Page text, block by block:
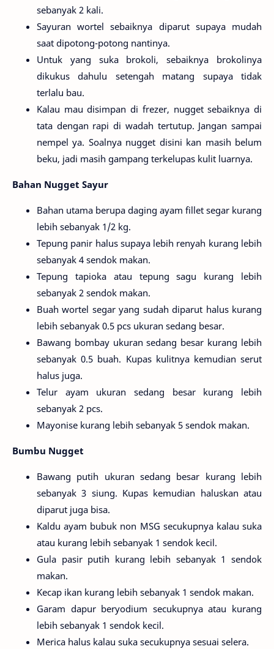
sebanyak 2 kali.
Sayuran wortel sebaiknya diparut supaya mudah
saat dipotong-potong nantinya.
Untuk yang suka brokoli, sebaiknya brokolinya
dikukus dahulu setengah matang supaya tidak
terlalu bau.
Kalau mau disimpan di frezer, nugget sebaiknya di
tata dengan rapi di wadah tertutup. Jangan sampai
nempel ya. Soalnya nugget disini kan masih belum
beku, jadi masih gampang terkelupas kulit luarnya.
Bahan Nugget Sayur
Bahan utama berupa daging ayam fillet segar kurang
lebih sebanyak 1/2 kg.
Tepung panir halus supaya lebih renyah kurang lebih
sebanyak 4 sendok makan.
Tepung tapioka atau tepung sagu kurang lebih
sebanyak 2 sendok makan.
Buah wortel segar yang sudah diparut halus kurang
lebih sebanyak 0.5 pcs ukuran sedang besar.
Bawang bombay ukuran sedang besar kurang lebih
sebanyak 0.5 buah. Kupas kulitnya kemudian serut
halus juga.
Telur ayam ukuran sedang besar kurang lebih
sebanyak 2 pcs.
Mayonise kurang lebih sebanyak 5 sendok makan.
Bumbu Nugget
Bawang putih ukuran sedang besar kurang lebih
sebanyak 3 siung. Kupas kemudian haluskan atau
diparut juga bisa.
Kaldu ayam bubuk non MSG secukupnya kalau suka
atau kurang lebih sebanyak 1 sendok kecil.
Gula pasir putih kurang lebih sebanyak 1 sendok
makan.
Kecap ikan kurang lebih sebanyak 1 sendok makan.
Garam dapur beryodium secukupnya atau kurang
lebih sebanyak 1 sendok kecil.
Merica halus kalau suka secukupnya sesuai selera.